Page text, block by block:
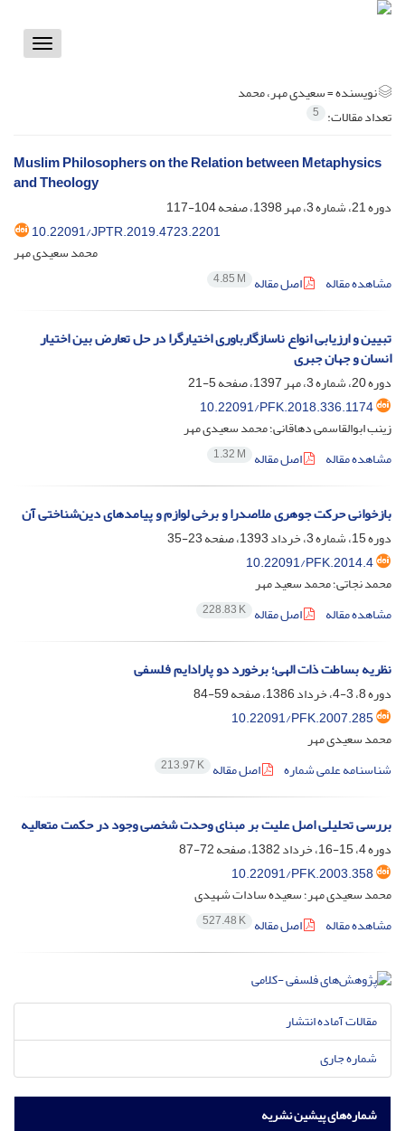
Toggle
نویسنده =سعیدی مهر، محمد
تعداد مقالات: 5
Muslim Philosophers on the Relation between Metaphysics
and Theology
دوره 21، شماره 3، مهر 1398، صفحه
104-117
10.22091/JPTR.2019.4723.2201
محمد سعیدی مهر
مشاهده مقاله
اصل مقاله 4.85 M
تبیین و ارزیابی انواع ناسازگارباوری اختیارگرا در حل تعارض بین اختیار
انسان و جهان جبری
دوره 20، شماره 3، مهر 1397، صفحه
5-21
10.22091/PFK.2018.336.1174
زینب ابوالقاسمی دهاقانی؛ محمد سعیدی مهر
مشاهده مقاله
اصل مقاله 1.32 M
بازخوانی حرکت جوهری ملاصدرا و برخی لوازم و پیامد‌های دین‌شناختی آن
دوره 15، شماره 3، خرداد 1393، صفحه
23-35
10.22091/PFK.2014.4
محمد نجاتی؛ محمد سعید مهر
مشاهده مقاله
اصل مقاله 228.83 K
نظریه بساطت ذات الهی؛ برخورد دو پارادایم فلسفی
دوره 8، 3-4، خرداد 1386، صفحه
59-84
10.22091/PFK.2007.285
محمد سعیدی مهر
شناسنامه علمی شماره
اصل مقاله 213.97 K
بررسی تحلیلی اصل علیت بر مبنای وحدت شخصی وجود در حکمت متعالیه
دوره 4، 15-16، خرداد 1382، صفحه
72-87
10.22091/PFK.2003.358
محمد سعیدی مهر؛ سعیده سادات شهیدی
مشاهده مقاله
اصل مقاله 527.48 K
مقالات آماده انتشار
شماره جاری
شماره‌های پیشین نشریه